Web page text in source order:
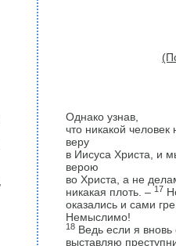
Однако узнав,
что никакой
веру
в Иисуса Христа, и
верою
во Христа, а не
никакая плоть. – 17
оказались и сами
Немыслимо!
18Ведь если я вновь
выставляю